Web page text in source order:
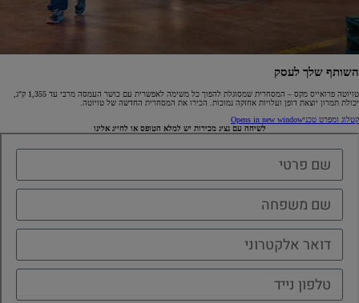
השותף שלך לעסק
טויוטה פרואייס מקס – המסחרית שמסוגלת להפוך כל משימה לאפשרית עם כושר העמסה מרבי עד 1,355 ק"ג,
יכולת תמרון יוצאת דופן ועלויות אחזקה נמוכות. הכירו את המסחרית החדשה של טויוטה.
קטלוג ומפרט טכניOpens in new window
לשיחה עם נציג מכירות יש למלא הטופס או לחייג אלינו